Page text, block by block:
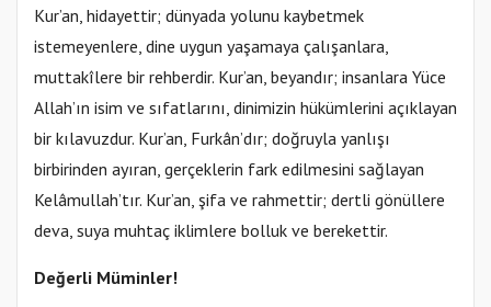
Kur’an, hidayettir; dünyada yolunu kaybetmek
istemeyenlere, dine uygun yaşamaya çalışanlara,
muttakîlere bir rehberdir. Kur’an, beyandır; insanlara Yüce
Allah’ın isim ve sıfatlarını, dinimizin hükümlerini açıklayan
bir kılavuzdur. Kur’an, Furkân’dır; doğruyla yanlışı
birbirinden ayıran, gerçeklerin fark edilmesini sağlayan
Kelâmullah’tır. Kur’an, şifa ve rahmettir; dertli gönüllere
deva, suya muhtaç iklimlere bolluk ve berekettir.
Değerli Müminler!